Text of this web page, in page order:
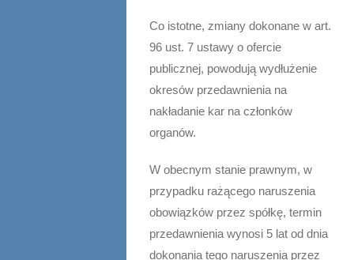
Co istotne, zmiany dokonane w art.
96 ust. 7 ustawy o ofercie
publicznej, powodują wydłużenie
okresów przedawnienia na
nakładanie kar na członków
organów.
W obecnym stanie prawnym, w
przypadku rażącego naruszenia
obowiązków przez spółkę, termin
przedawnienia wynosi 5 lat od dnia
dokonania tego naruszenia przez